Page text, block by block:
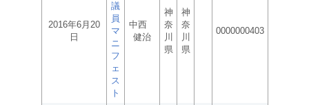
2016年6月20
日
議
員
マ
ニ
フ
ェ
ス
ト
中西
健治
神
奈
川
県
神
奈
川
県
0000000403